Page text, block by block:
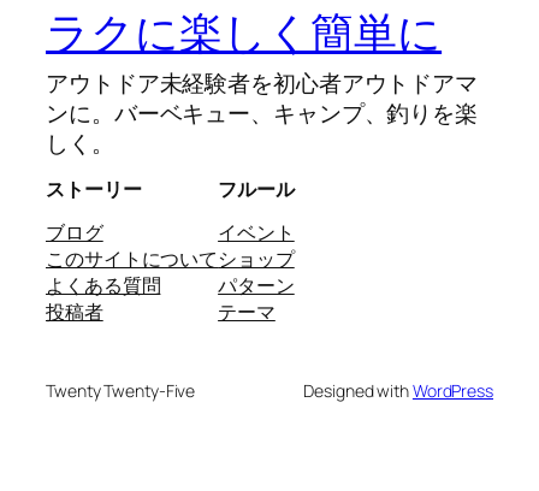
ラクに楽しく簡単に
アウトドア未経験者を初心者アウトドアマ
ンに。バーベキュー、キャンプ、釣りを楽
しく。
ストーリー
ブログ
このサイトについて
よくある質問
投稿者
フルール
イベント
ショップ
パターン
テーマ
Twenty Twenty-Five Designed withWordPress